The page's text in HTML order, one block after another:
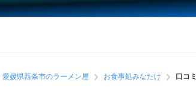
愛媛県西条市のラーメン屋 お食事処みなたけ 口コミ